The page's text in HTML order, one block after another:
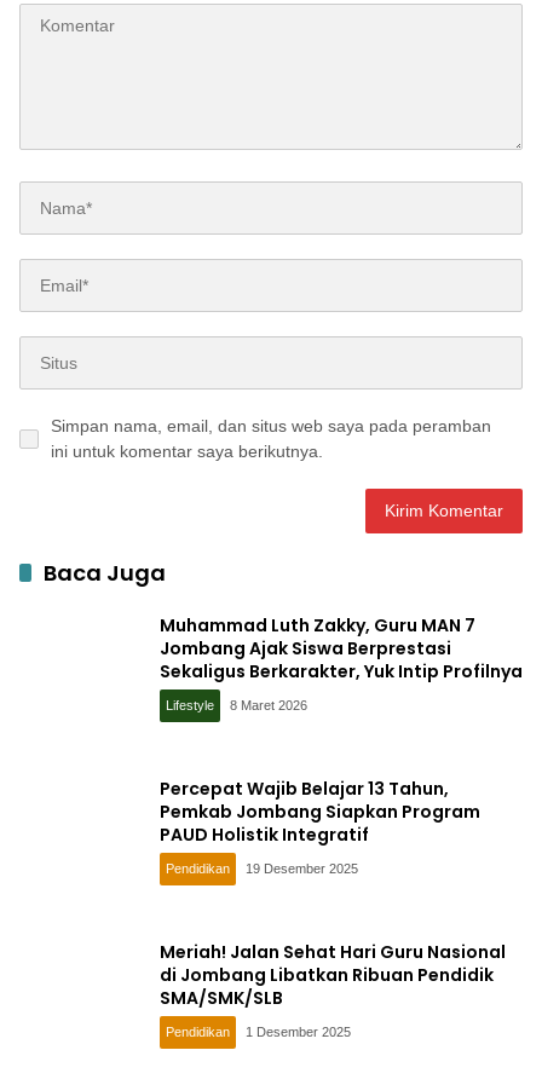
Simpan nama, email, dan situs web saya pada peramban
ini untuk komentar saya berikutnya.
Baca Juga
Muhammad Luth Zakky, Guru MAN 7
Jombang Ajak Siswa Berprestasi
Sekaligus Berkarakter, Yuk Intip Profilnya
Lifestyle 8 Maret 2026
Percepat Wajib Belajar 13 Tahun,
Pemkab Jombang Siapkan Program
PAUD Holistik Integratif
Pendidikan 19 Desember 2025
Meriah! Jalan Sehat Hari Guru Nasional
di Jombang Libatkan Ribuan Pendidik
SMA/SMK/SLB
Pendidikan 1 Desember 2025